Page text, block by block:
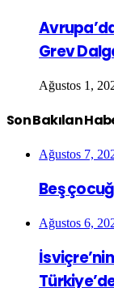
Grev
Ağustos 1,
Son Bakılan
Ağustos 7,
Beş
Ağustos 6,